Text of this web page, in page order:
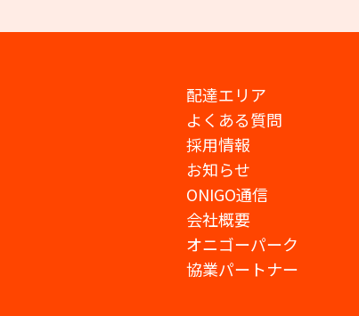
配達エリア
よくある質問
採用情報
お知らせ
ONIGO通信
会社概要
オニゴーパーク
協業パートナー